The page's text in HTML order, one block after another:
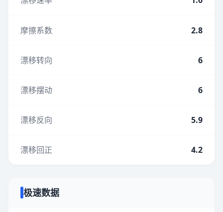
摩擦系数 2.8
漂移转向 6
漂移摆动 6
漂移反向 5.9
漂移回正 4.2
极速数据